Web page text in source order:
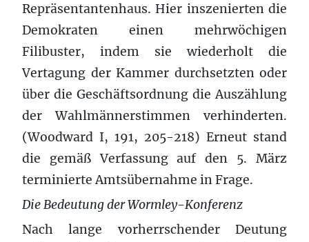
Repräsentantenhaus. Hier inszenierten die
Demokraten einen mehrwöchigen
Filibuster, indem sie wiederholt die
Vertagung der Kammer durchsetzten oder
über die Geschäftsordnung die Auszählung
der Wahlmännerstimmen verhinderten.
(Woodward I, 191, 205-218) Erneut stand
die gemäß Verfassung auf den 5. März
terminierte Amtsübernahme in Frage.
Die Bedeutung der Wormley-Konferenz
Nach lange vorherrschender Deutung